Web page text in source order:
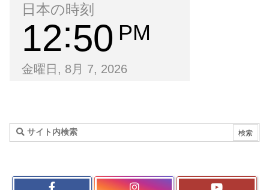
日本の時刻
12 50 PM
金曜日, 8月 7, 2026